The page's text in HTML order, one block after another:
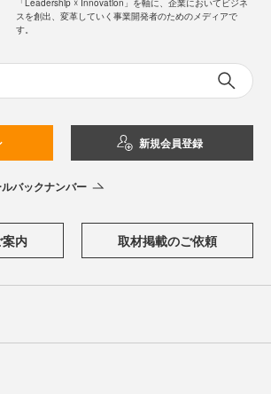
「Leadership ☓ Innovation」を軸に、企業においてビジネ
スを創出、変革していく事業開発者のためのメディアで
す。
新規会員登録
バックナンバー
内 取材掲載のご依頼